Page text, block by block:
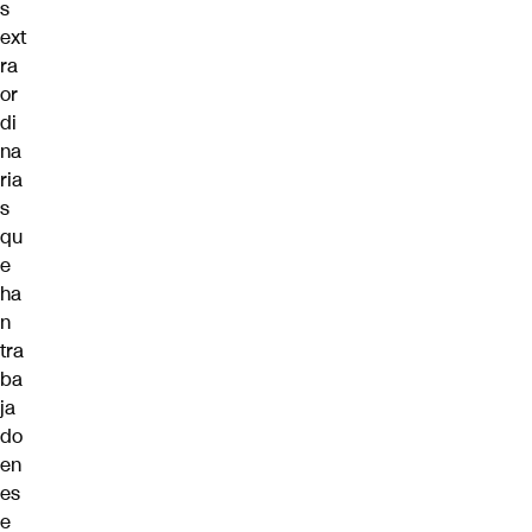
s
ext
ra
or
di
na
ria
s
qu
e
ha
n
tra
ba
ja
do
en
es
e